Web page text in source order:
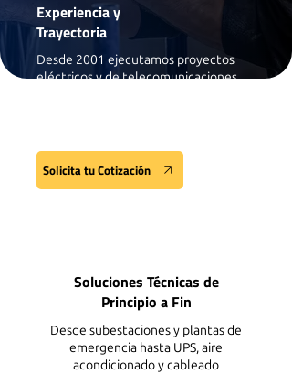
Experiencia y
Trayectoria
Desde 2001 ejecutamos proyectos
eléctricos y de telecomunicaciones
Solicita tu Cotización
Soluciones Técnicas de
Principio a Fin
Desde subestaciones y plantas de
emergencia hasta UPS, aire
acondicionado y cableado